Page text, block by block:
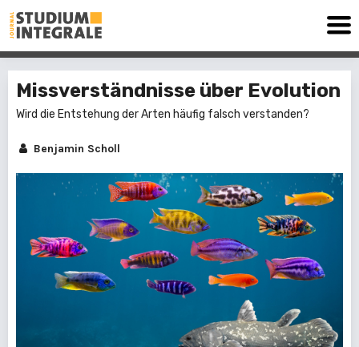
Missverständnisse über Evolution
Wird die Entstehung der Arten häufig falsch verstanden?
Benjamin Scholl